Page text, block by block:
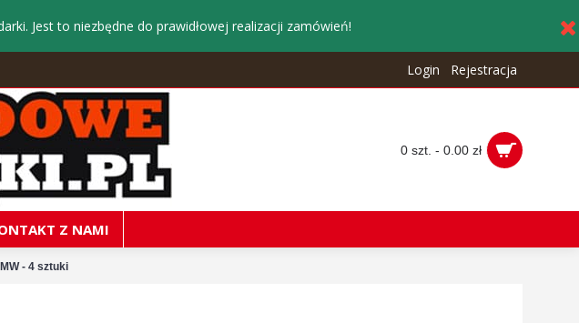
Jest to niezbędne do prawidłowej realizacji zamówień!
Login Rejestracja
0 szt. - 0.00 zł
Z NAMI
- 4 sztuki